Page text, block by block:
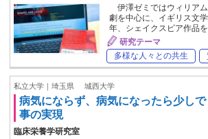
伊澤ゼミではウィリア
劇を中心に、イギリス文
年、シェイクスピア作品
研究テーマ
多様な人々との共生
私立大学｜埼玉県 城西大学
病気にならず、病気になったら少し
事の実現
臨床栄養学研究室